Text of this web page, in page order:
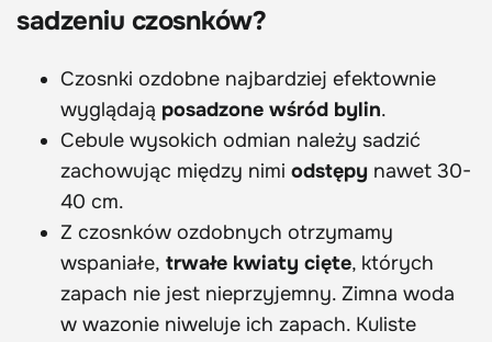
sadzeniu czosnków?
Czosnki ozdobne najbardziej efektownie
wyglądają posadzone wśród bylin.
Cebule wysokich odmian należy sadzić
zachowując między nimi odstępy nawet 30-
40 cm.
Z czosnków ozdobnych otrzymamy
wspaniałe, trwałe kwiaty cięte, których
zapach nie jest nieprzyjemny. Zimna woda
w wazonie niweluje ich zapach. Kuliste